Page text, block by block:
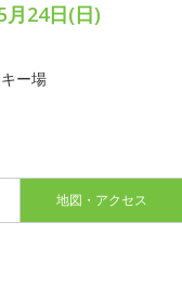
月24日(日)
ー場
地図・アクセス